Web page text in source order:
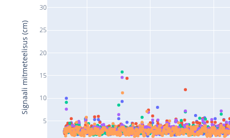
5
10
15
20
25
30
Signaali mitmeteelisus (cm)